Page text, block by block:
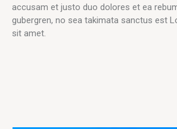
accusam et justo duo dolores et ea
gubergren, no sea takimata sanctus est
sit amet.